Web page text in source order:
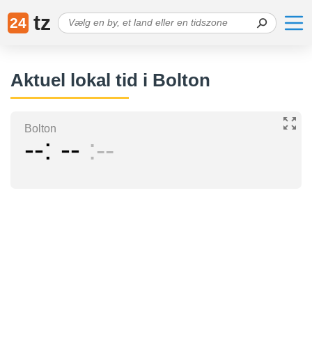
24 tz
Aktuel lokal tid i Bolton
Bolton
-- -- --